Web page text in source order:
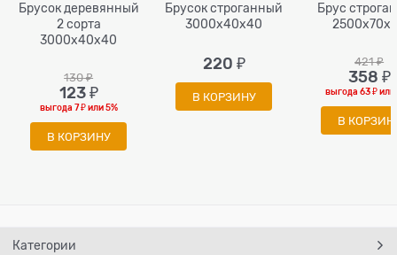
Брусок деревянный
2 сорта
3000x40х40
130 ₽
123 ₽
выгода 7 ₽или5%
В КОРЗИНУ
Брусок строганный
3000x40х40
220 ₽
В КОРЗИНУ
Брус
421 ₽
358 ₽
выгода 63 ₽или
В
Категории